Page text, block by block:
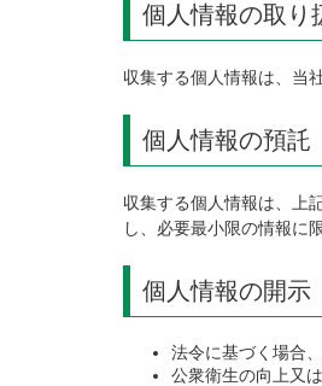
個人情報の取り
収集する個人情報は、当
個人情報の預託
収集する個人情報は、上
し、必要最小限の情報に
個人情報の開示
法令に基づく場合
公衆衛生の向上又